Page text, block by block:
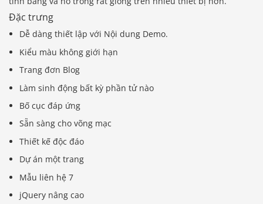
Đặc trưng
Dễ dàng thiết lập với Nội dung Demo.
Kiểu màu không giới hạn
Trang đơn Blog
Làm sinh động bất kỳ phần tử nào
Bố cục đáp ứng
Sẵn sàng cho võng mạc
Thiết kế độc đáo
Dự án một trang
Mẫu liên hệ 7
jQuery nâng cao